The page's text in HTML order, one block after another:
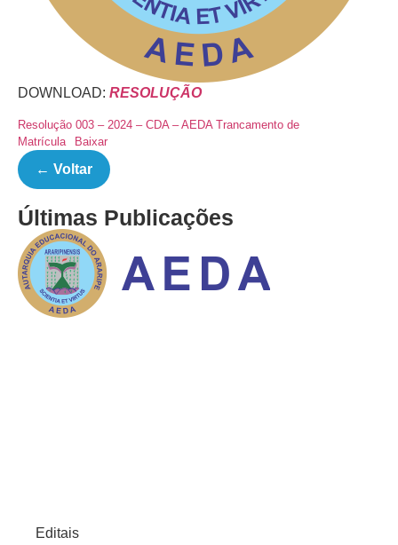
DOWNLOAD: RESOLUÇÃO
Resolução 003 – 2024 – CDA – AEDA Trancamento de
Matrícula
Baixar
← Voltar
Últimas Publicações
Editais